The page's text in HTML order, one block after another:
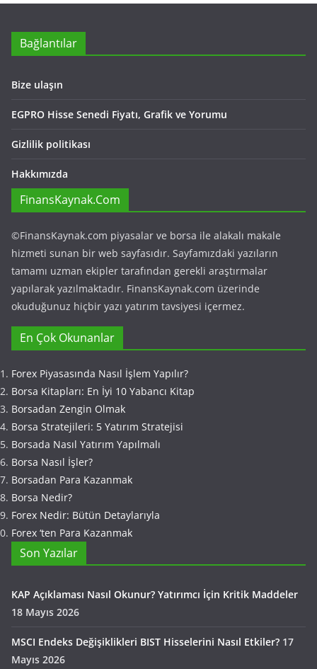
Bağlantılar
Bize ulaşın
EGPRO Hisse Senedi Fiyatı, Grafik ve Yorumu
Gizlilik politikası
Hakkımızda
FinansKaynak.Com
©FinansKaynak.com piyasalar ve borsa ile alakalı makale
hizmeti sunan bir web sayfasıdır. Sayfamızdaki yazıların
tamamı uzman ekipler tarafından gerekli araştırmalar
yapılarak yazılmaktadır. FinansKaynak.com üzerinde
okuduğunuz hiçbir yazı yatırım tavsiyesi içermez.
En Çok Okunanlar
Forex Piyasasında Nasıl İşlem Yapılır?
Borsa Kitapları: En İyi 10 Yabancı Kitap
Borsadan Zengin Olmak
Borsa Stratejileri: 5 Yatırım Stratejisi
Borsada Nasıl Yatırım Yapılmalı
Borsa Nasıl İşler?
Borsadan Para Kazanmak
Borsa Nedir?
Forex Nedir: Bütün Detaylarıyla
Forex ‘ten Para Kazanmak
Son Yazılar
KAP Açıklaması Nasıl Okunur? Yatırımcı İçin Kritik Maddeler
18 Mayıs 2026
MSCI Endeks Değişiklikleri BIST Hisselerini Nasıl Etkiler? 17
Mayıs 2026